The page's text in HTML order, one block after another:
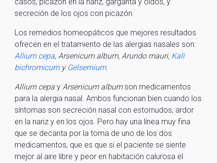
secreción de los ojos con picazón.
Los remedios homeopáticos que mejores resultados
ofrecen en el tratamiento de las alergias nasales son:
Allium cepa, Arsenicum album, Arundo mauri, Kali
bichromicumy Gelsemium.
Allium cepa y Arsenicum albumson medicamentos
para la alergia nasal. Ambos funcionan bien cuando los
síntomas son secreción nasal con estornudos, ardor
en la nariz y en los ojos. Pero hay una línea muy fina
que se decanta por la toma de uno de los dos
medicamentos, que es que si el paciente se siente
mejor al aire libre y peor en habitación calurosa el